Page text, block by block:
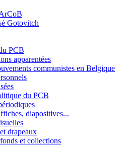
Gotovitch
PCB
apparentées
communistes en Belgique
du PCB
diapositives...
drapeaux
et collections